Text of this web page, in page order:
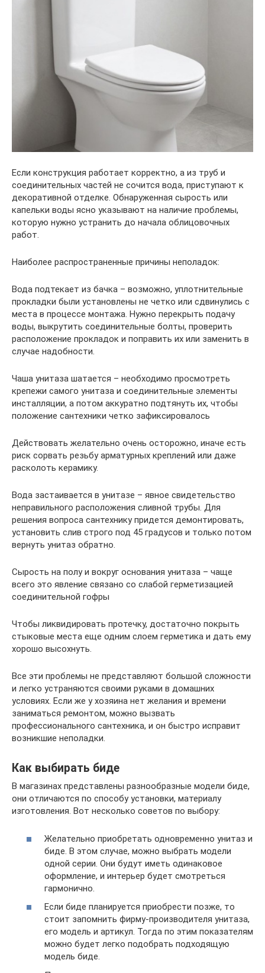
Если конструкция работает корректно, а из труб и
соединительных частей не сочится вода, приступают к
декоративной отделке. Обнаруженная сырость или
капельки воды ясно указывают на наличие проблемы,
которую нужно устранить до начала облицовочных
работ.
Наиболее распространенные причины неполадок:
Вода подтекает из бачка – возможно, уплотнительные
прокладки были установлены не четко или сдвинулись с
места в процессе монтажа. Нужно перекрыть подачу
воды, выкрутить соединительные болты, проверить
расположение прокладок и поправить их или заменить в
случае надобности.
Чаша унитаза шатается – необходимо просмотреть
крепежи самого унитаза и соединительные элементы
инсталляции, а потом аккуратно подтянуть их, чтобы
положение сантехники четко зафиксировалось
Действовать желательно очень осторожно, иначе есть
риск сорвать резьбу арматурных креплений или даже
расколоть керамику.
Вода застаивается в унитазе – явное свидетельство
неправильного расположения сливной трубы. Для
решения вопроса сантехнику придется демонтировать,
установить слив строго под 45 градусов и только потом
вернуть унитаз обратно.
Сырость на полу и вокруг основания унитаза – чаще
всего это явление связано со слабой герметизацией
соединительной гофры
Чтобы ликвидировать протечку, достаточно покрыть
стыковые места еще одним слоем герметика и дать ему
хорошо высохнуть.
Все эти проблемы не представляют большой сложности
и легко устраняются своими руками в домашних
условиях. Если же у хозяина нет желания и времени
заниматься ремонтом, можно вызвать
профессионального сантехника, и он быстро исправит
возникшие неполадки.
Как выбирать биде
В магазинах представлены разнообразные модели биде,
они отличаются по способу установки, материалу
изготовления. Вот несколько советов по выбору:
Желательно приобретать одновременно унитаз и
биде. В этом случае, можно выбрать модели
одной серии. Они будут иметь одинаковое
оформление, и интерьер будет смотреться
гармонично.
Если биде планируется приобрести позже, то
стоит запомнить фирму-производителя унитаза,
его модель и артикул. Тогда по этим показателям
можно будет легко подобрать подходящую
модель биде.